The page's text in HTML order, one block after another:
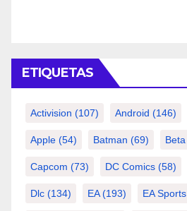
ETIQUETAS
Activision (107) Android (146)
Apple (54) Batman (69) Beta
Capcom (73) DC Comics (58)
Dlc (134) EA(193) EA Sports